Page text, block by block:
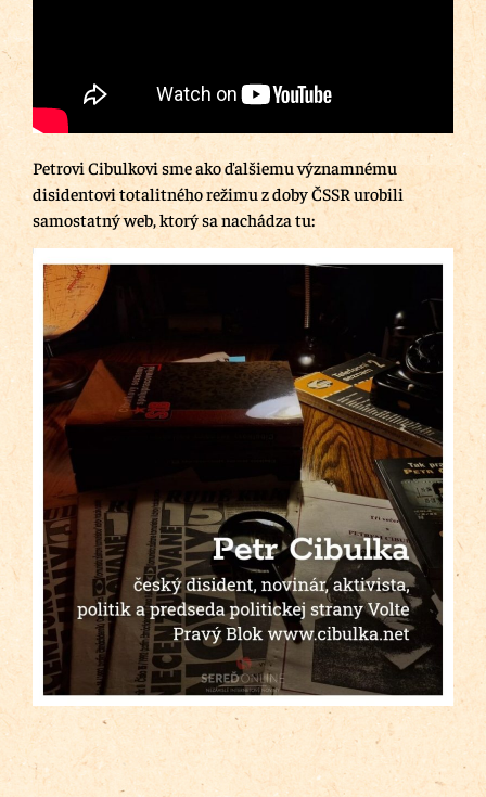
Petrovi Cibulkovi sme ako ďalšiemu významnému
disidentovi totalitného režimu z doby ČSSR urobili
samostatný web, ktorý sa nachádza tu: